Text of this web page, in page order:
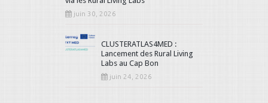
juin 30, 2026
CLUSTERATLAS4MED :
Lancement des Rural Living
Labs au Cap Bon
juin 24, 2026